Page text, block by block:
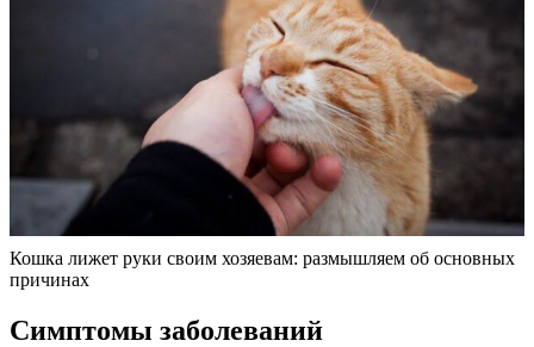
Кошка лижет руки своим хозяевам: размышляем об основных
причинах
Симптомы заболеваний